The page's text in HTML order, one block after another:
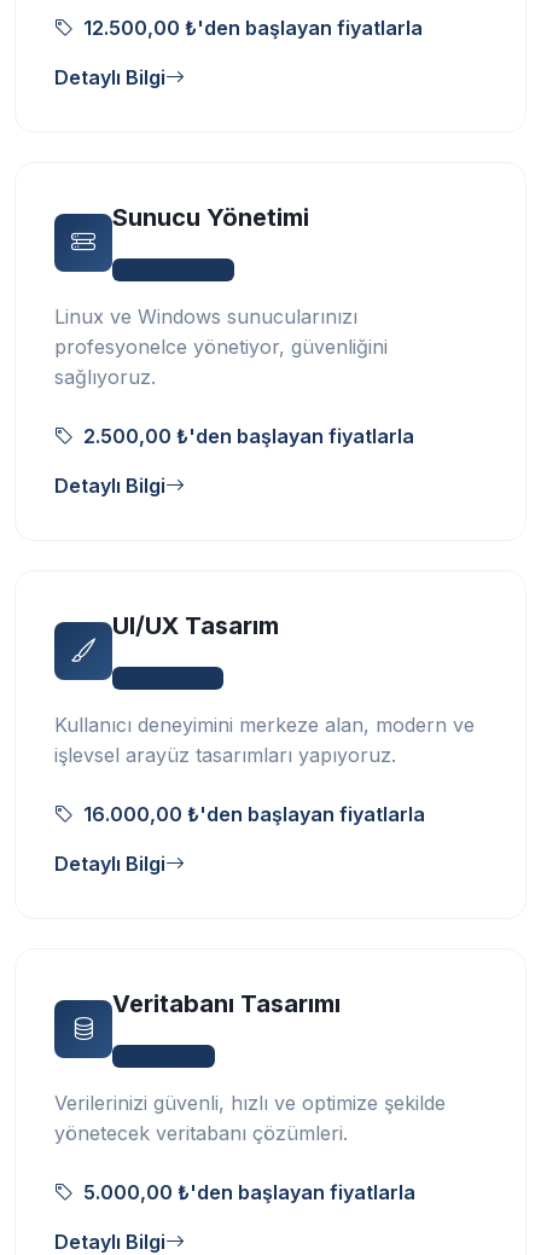
12.500,00 ₺'den başlayan fiyatlarla
Detaylı Bilgi
Sunucu Yönetimi
Linux ve Windows sunucularınızı
profesyonelce yönetiyor, güvenliğini
sağlıyoruz.
2.500,00 ₺'den başlayan fiyatlarla
Detaylı Bilgi
UI/UX Tasarım
Kullanıcı deneyimini merkeze alan, modern ve
işlevsel arayüz tasarımları yapıyoruz.
16.000,00 ₺'den başlayan fiyatlarla
Detaylı Bilgi
Veritabanı Tasarımı
Verilerinizi güvenli, hızlı ve optimize şekilde
yönetecek veritabanı çözümleri.
5.000,00 ₺'den başlayan fiyatlarla
Detaylı Bilgi